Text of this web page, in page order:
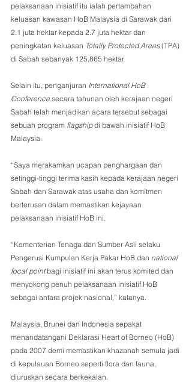
pelaksanaan inisiatif itu ialah pertambahan
keluasan kawasan HoB Malaysia di Sarawak dari
2.1 juta hektar kepada 2.7 juta hektar dan
peningkatan keluasan Totally Protected Areas (TPA)
di Sabah sebanyak 125,865 hektar.
Selain itu, penganjuran International HoB
Conference secara tahunan oleh kerajaan negeri
Sabah telah menjadikan acara tersebut sebagai
sebuah program flagship di bawah inisiatif HoB
Malaysia.
“Saya merakamkan ucapan penghargaan dan
setinggi-tinggi terima kasih kepada kerajaan negeri
Sabah dan Sarawak atas usaha dan komitmen
berterusan dalam memastikan kejayaan
pelaksanaan inisiatif HoB ini.
“Kementerian Tenaga dan Sumber Asli selaku
Pengerusi Kumpulan Kerja Pakar HoB dan national
focal point bagi inisiatif ini akan terus komited dan
menyokong penuh pelaksanaan inisiatif HoB
sebagai antara projek nasional,” katanya.
Malaysia, Brunei dan Indonesia sepakat
menandatangani Deklarasi Heart of Borneo (HoB)
pada 2007 demi memastikan khazanah semula jadi
di kepulauan Borneo seperti flora dan fauna,
diuruskan secara berkekalan.